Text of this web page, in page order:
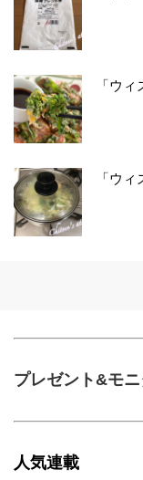
「ウ
「ウ
プレゼント&モ
人気連載